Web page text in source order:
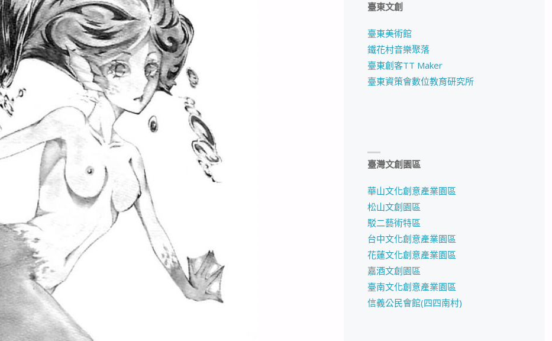
臺東文創
臺東美術館
鐵花村音樂聚落
臺東創客TT Maker
臺東資策會數位教育研究所
臺灣文創園區
華山文化創意產業園區
松山文創園區
駁二藝術特區
台中文化創意產業園區
花蓮文化創意產業園區
嘉酒文創園區
臺南文化創意產業園區
信義公民會館(四四南村)